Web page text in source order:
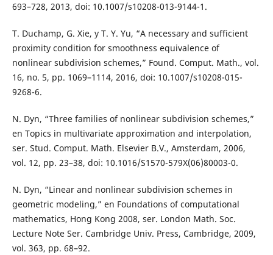
693–728, 2013, doi: 10.1007/s10208-013-9144-1.
T. Duchamp, G. Xie, y T. Y. Yu, “A necessary and sufficient
proximity condition for smoothness equivalence of
nonlinear subdivision schemes,” Found. Comput. Math., vol.
16, no. 5, pp. 1069–1114, 2016, doi: 10.1007/s10208-015-
9268-6.
N. Dyn, “Three families of nonlinear subdivision schemes,”
en Topics in multivariate approximation and interpolation,
ser. Stud. Comput. Math. Elsevier B.V., Amsterdam, 2006,
vol. 12, pp. 23–38, doi: 10.1016/S1570-579X(06)80003-0.
N. Dyn, “Linear and nonlinear subdivision schemes in
geometric modeling,” en Foundations of computational
mathematics, Hong Kong 2008, ser. London Math. Soc.
Lecture Note Ser. Cambridge Univ. Press, Cambridge, 2009,
vol. 363, pp. 68–92.